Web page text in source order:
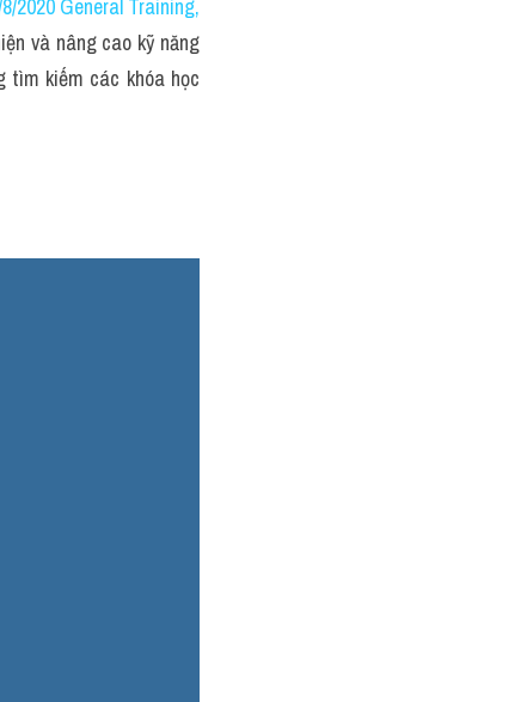
2020 General Training,
và nâng cao kỹ năng
tìm kiếm các khóa học